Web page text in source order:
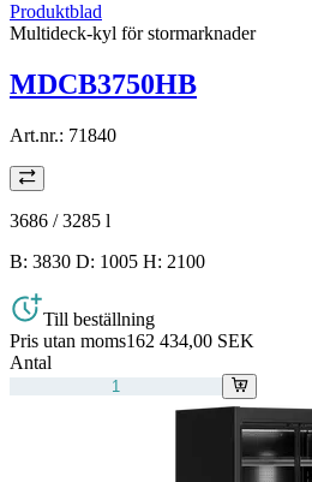
Produktblad
Multideck-kyl för stormarknader
MDCB3750HB
Art.nr.: 71840
3686 / 3285 l
B: 3830 D: 1005 H: 2100
Till beställning
Pris utan moms162 434,00 SEK
Antal